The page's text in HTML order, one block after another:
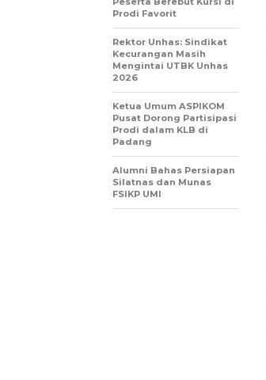
Prodi Favorit
Rektor Unhas: Sindikat
Kecurangan Masih
Mengintai UTBK Unhas
2026
Ketua Umum ASPIKOM
Pusat Dorong Partisipasi
Prodi dalam KLB di
Padang
Alumni Bahas Persiapan
Silatnas dan Munas
FSIKP UMI